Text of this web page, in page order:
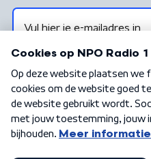
Algemene voorwaarden